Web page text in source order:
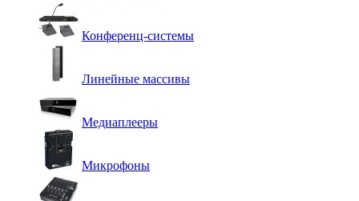
Конференц-системы
Линейные массивы
Медиаплееры
Микрофоны